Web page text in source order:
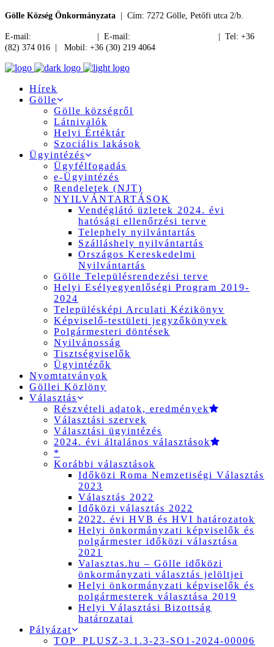
Gölle Község Önkormányzata | Cím: 7272 Gölle, Petőfi utca 2/b.
E-mail: | E-mail:
| Tel: +36
(82) 374 016 | Mobil: +36 (30) 219 4064
Hírek
Gölle
Gölle községről
Látnivalók
Helyi Értéktár
Szociális lakások
Ügyintézés
Ügyfélfogadás
e-Ügyintézés
Rendeletek (NJT)
NYILVÁNTARTÁSOK
Vendéglátó üzletek 2024. évi
hatósági ellenőrzési terve
Telephely nyilvántartás
Szálláshely nyilvántartás
Országos Kereskedelmi
Nyilvántartás
Gölle Településrendezési terve
Helyi Esélyegyenlőségi Program 2019-
2024
Településképi Arculati Kézikönyv
Képviselő-testületi jegyzőkönyvek
Polgármesteri döntések
Nyilvánosság
Tisztségviselők
Ügyintézők
Nyomtatványok
Göllei Közlöny
Választás
Részvételi adatok, eredmények
Választási szervek
Választási ügyintézés
2024. évi általános választások
*
Korábbi választások
Időközi Roma Nemzetiségi Választás
2023
Választás 2022
Időközi választás 2022
2022. évi HVB és HVI határozatok
Helyi önkormányzati képviselők és
polgármester időközi választása
2021
Valasztas.hu – Gölle időközi
önkormányzati választás jelöltjei
Helyi önkormányzati képviselők és
polgármesterek választása 2019
Helyi Választási Bizottság
határozatai
Pályázat
TOP_PLUSZ-3.1.3-23-SO1-2024-00006